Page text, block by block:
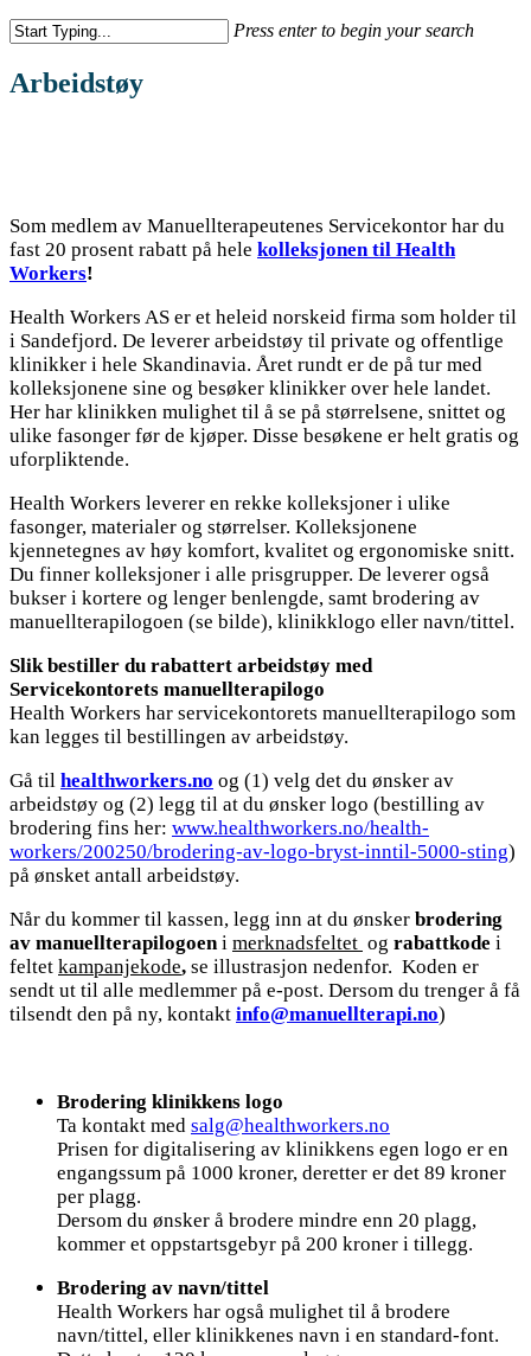
Press enter to begin your search
Arbeidstøy
Som medlem av Manuellterapeutenes Servicekontor har du
fast 20 prosent rabatt på hele kolleksjonen til Health
Workers!
Health Workers AS er et heleid norskeid firma som holder til
i Sandefjord. De leverer arbeidstøy til private og offentlige
klinikker i hele Skandinavia. Året rundt er de på tur med
kolleksjonene sine og besøker klinikker over hele landet.
Her har klinikken mulighet til å se på størrelsene, snittet og
ulike fasonger før de kjøper. Disse besøkene er helt gratis og
uforpliktende.
Health Workers leverer en rekke kolleksjoner i ulike
fasonger, materialer og størrelser. Kolleksjonene
kjennetegnes av høy komfort, kvalitet og ergonomiske snitt.
Du finner kolleksjoner i alle prisgrupper. De leverer også
bukser i kortere og lenger benlengde, samt brodering av
manuellterapilogoen (se bilde), klinikklogo eller navn/tittel.
Slik bestiller du rabattert arbeidstøy med
Servicekontorets manuellterapilogo
Health Workers har servicekontorets manuellterapilogo som
kan legges til bestillingen av arbeidstøy.
Gå til healthworkers.no og (1) velg det du ønsker av
arbeidstøy og (2) legg til at du ønsker logo (bestilling av
brodering fins her: www.healthworkers.no/health-
workers/200250/brodering-av-logo-bryst-inntil-5000-sting)
på ønsket antall arbeidstøy.
Når du kommer til kassen, legg inn at du ønsker brodering
av manuellterapilogoeni merknadsfeltet og rabattkode i
feltet kampanjekode, se illustrasjon nedenfor. Koden er
sendt ut til alle medlemmer på e-post. Dersom du trenger å få
tilsendt den på ny, kontakt info@manuellterapi.no)
Brodering klinikkens logo
Ta kontakt med salg@healthworkers.no
Prisen for digitalisering av klinikkens egen logo er en
engangssum på 1000 kroner, deretter er det 89 kroner
per plagg.
Dersom du ønsker å brodere mindre enn 20 plagg,
kommer et oppstartsgebyr på 200 kroner i tillegg.
Brodering av navn/tittel
Health Workers har også mulighet til å brodere
navn/tittel, eller klinikkenes navn i en standard-font.